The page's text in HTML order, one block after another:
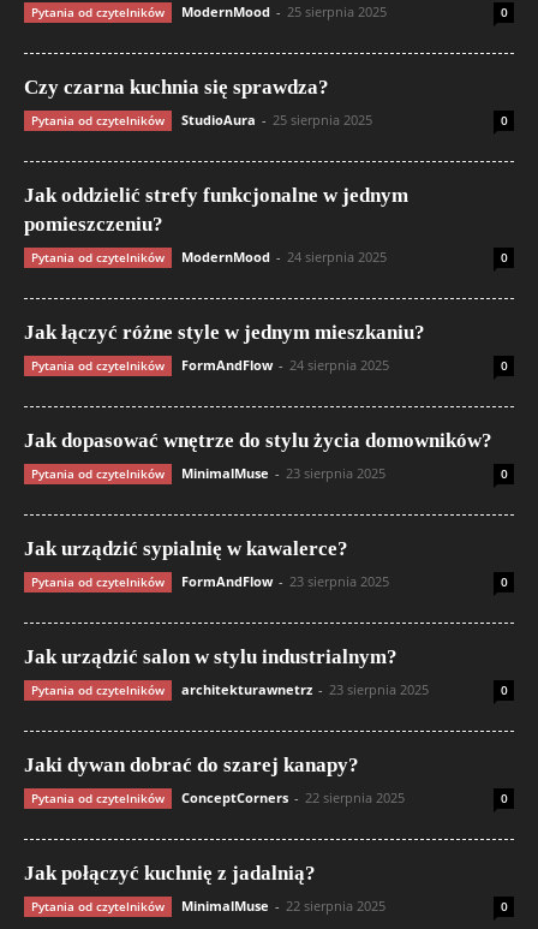
Pytania od czytelników ModernMood - 25 sierpnia 2025 0
Czy czarna kuchnia się sprawdza?
Pytania od czytelników StudioAura - 25 sierpnia 2025 0
Jak oddzielić strefy funkcjonalne w jednym
pomieszczeniu?
Pytania od czytelników ModernMood - 24 sierpnia 2025 0
Jak łączyć różne style w jednym mieszkaniu?
Pytania od czytelników FormAndFlow - 24 sierpnia 2025 0
Jak dopasować wnętrze do stylu życia domowników?
Pytania od czytelników MinimalMuse - 23 sierpnia 2025 0
Jak urządzić sypialnię w kawalerce?
Pytania od czytelników FormAndFlow - 23 sierpnia 2025 0
Jak urządzić salon w stylu industrialnym?
Pytania od czytelników architekturawnetrz - 23 sierpnia 2025 0
Jaki dywan dobrać do szarej kanapy?
Pytania od czytelników ConceptCorners - 22 sierpnia 2025 0
Jak połączyć kuchnię z jadalnią?
Pytania od czytelników MinimalMuse - 22 sierpnia 2025 0